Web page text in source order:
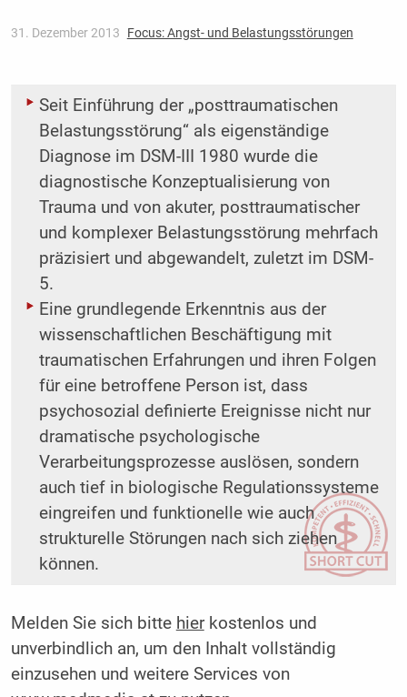
31. Dezember 2013 Focus: Angst- und Belastungsstörungen
Seit Einführung der „posttraumatischen
Belastungsstörung“ als eigenständige
Diagnose im DSM-III 1980 wurde die
diagnostische Konzeptualisierung von
Trauma und von akuter, posttraumatischer
und komplexer Belastungsstörung mehrfach
präzisiert und abgewandelt, zuletzt im DSM-
5.
Eine grundlegende Erkenntnis aus der
wissenschaftlichen Beschäftigung mit
traumatischen Erfahrungen und ihren Folgen
für eine betroffene Person ist, dass
psychosozial definierte Ereignisse nicht nur
dramatische psychologische
Verarbeitungsprozesse auslösen, sondern
auch tief in biologische Regulationssysteme
eingreifen und funktionelle wie auch
strukturelle Störungen nach sich ziehen
können.
Melden Sie sich bitte hierkostenlos und
unverbindlich an, um den Inhalt vollständig
einzusehen und weitere Services von